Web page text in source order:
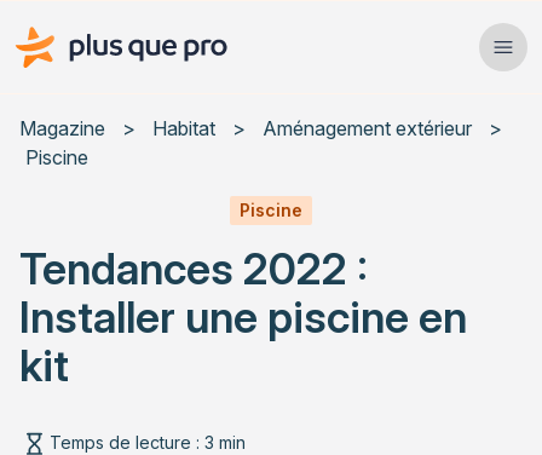
Plus que pro Mag'
Habitat
Actualités
Rechercher un article
Magazine > Habitat > Aménagement extérieur
>
Piscine
Piscine
Tendances 2022 :
Installer une piscine en
kit
Temps de lecture : 3 min